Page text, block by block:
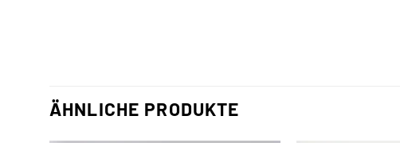
ÄHNLICHE PRODUKTE